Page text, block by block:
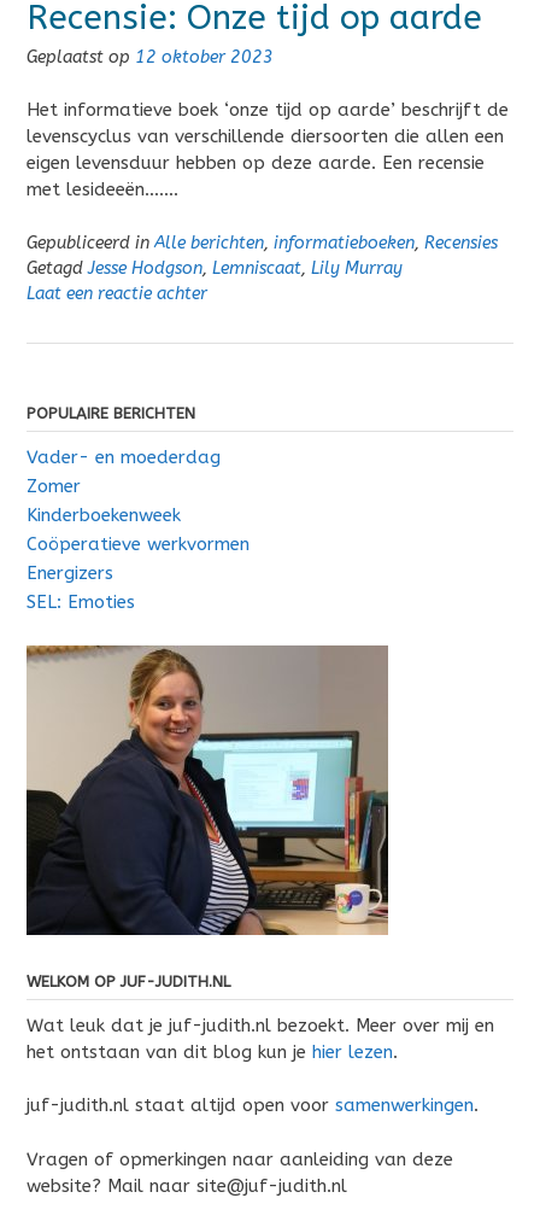
Recensie: Onze tijd op aarde
Geplaatst op 12 oktober 2023
Het informatieve boek ‘onze tijd op aarde’ beschrijft de
levenscyclus van verschillende diersoorten die allen een
eigen levensduur hebben op deze aarde. Een recensie
met lesideeën…….
Gepubliceerd inAlle berichten, informatieboeken, Recensies
GetagdJesse Hodgson, Lemniscaat, Lily Murray
Laat een reactie achter
POPULAIRE BERICHTEN
Vader- en moederdag
Zomer
Kinderboekenweek
Coöperatieve werkvormen
Energizers
SEL: Emoties
WELKOM OP JUF-JUDITH.NL
Wat leuk dat je juf-judith.nl bezoekt. Meer over mij en
het ontstaan van dit blog kun je hier lezen.
juf-judith.nl staat altijd open voor samenwerkingen.
Vragen of opmerkingen naar aanleiding van deze
website? Mail naar site@juf-judith.nl